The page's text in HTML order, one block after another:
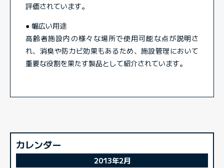
評価されています。
● 幅広い用途
高齢者施設内の様々な場所で使用可能な点が説明さ
れ、消臭や防カビ効果もあるため、施設管理において
重要な役割を果たす製品として紹介されています。
カレンダー
2013年2月